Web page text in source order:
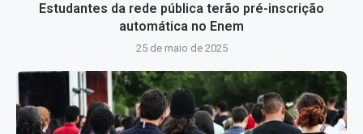
Estudantes da rede pública terão pré-inscrição
automática no Enem
25 de maio de 2025